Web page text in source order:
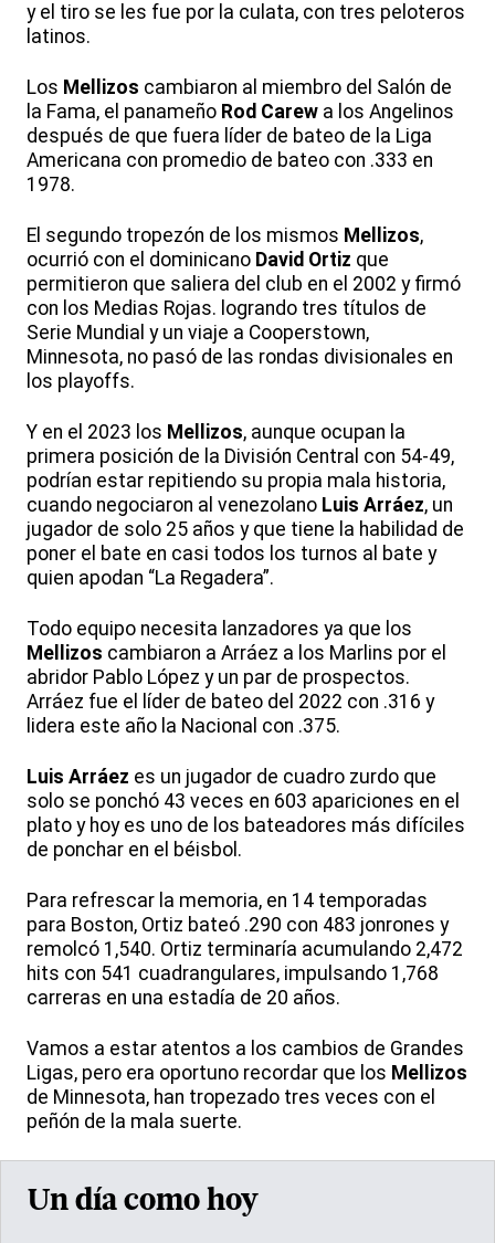
y el tiro se les fue por la culata, con tres peloteros
latinos.
Los Mellizos cambiaron al miembro del Salón de
la Fama, el panameño Rod Carew a los Angelinos
después de que fuera líder de bateo de la Liga
Americana con promedio de bateo con .333 en
1978.
El segundo tropezón de los mismos Mellizos,
ocurrió con el dominicano David Ortiz que
permitieron que saliera del club en el 2002 y firmó
con los Medias Rojas. logrando tres títulos de
Serie Mundial y un viaje a Cooperstown,
Minnesota, no pasó de las rondas divisionales en
los playoffs.
Y en el 2023 los Mellizos, aunque ocupan la
primera posición de la División Central con 54-49,
podrían estar repitiendo su propia mala historia,
cuando negociaron al venezolano Luis Arráez, un
jugador de solo 25 años y que tiene la habilidad de
poner el bate en casi todos los turnos al bate y
quien apodan “La Regadera”.
Todo equipo necesita lanzadores ya que los
Mellizos cambiaron a Arráez a los Marlins por el
abridor Pablo López y un par de prospectos.
Arráez fue el líder de bateo del 2022 con .316 y
lidera este año la Nacional con .375.
Luis Arráez es un jugador de cuadro zurdo que
solo se ponchó 43 veces en 603 apariciones en el
plato y hoy es uno de los bateadores más difíciles
de ponchar en el béisbol.
Para refrescar la memoria, en 14 temporadas
para Boston, Ortiz bateó .290 con 483 jonrones y
remolcó 1,540. Ortiz terminaría acumulando 2,472
hits con 541 cuadrangulares, impulsando 1,768
carreras en una estadía de 20 años.
Vamos a estar atentos a los cambios de Grandes
Ligas, pero era oportuno recordar que los Mellizos
de Minnesota, han tropezado tres veces con el
peñón de la mala suerte.
Un día como hoy